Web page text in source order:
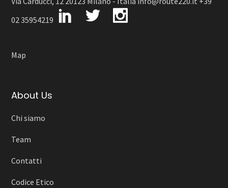
02 35954219
Map
About Us
Chi siamo
Team
Contatti
Codice Etico